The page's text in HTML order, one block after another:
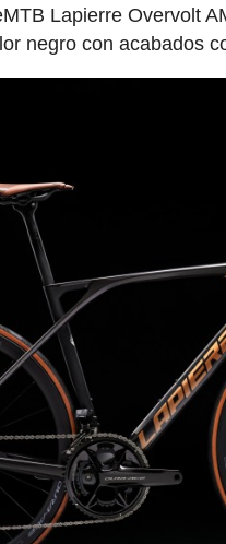
Lapierre Overvolt
negro con acabados